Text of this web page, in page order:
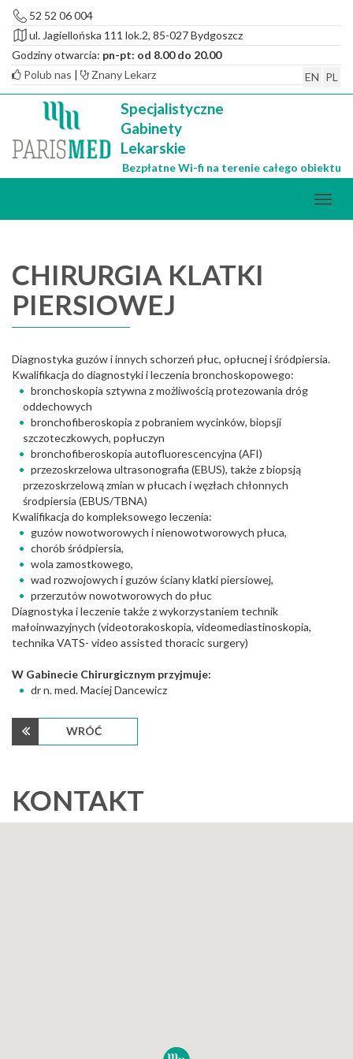
52 52 06 004
ul. Jagiellońska 111 lok.2, 85-027 Bydgoszcz
Godziny otwarcia: pn-pt: od 8.00 do 20.00
Polub nas | Znany Lekarz PL
EN
Specjalistyczne
Gabinety
Lekarskie
Bezpłatne Wi-fi na terenie całego obiektu
CHIRURGIA KLATKI
PIERSIOWEJ
Diagnostyka guzów i innych schorzeń płuc, opłucnej i śródpiersia.
Kwalifikacja do diagnostyki i leczenia bronchoskopowego:
bronchoskopia sztywna z możliwością protezowania dróg
oddechowych
bronchofiberoskopia z pobraniem wycinków, biopsji
szczoteczkowych, popłuczyn
bronchofiberoskopia autofluorescencyjna (AFI)
przezoskrzelowa ultrasonografia (EBUS), także z biopsją
przezoskrzelową zmian w płucach i węzłach chłonnych
środpiersia (EBUS/TBNA)
Kwalifikacja do kompleksowego leczenia:
guzów nowotworowych i nienowotworowych płuca,
chorób śródpiersia,
wola zamostkowego,
wad rozwojowych i guzów ściany klatki piersiowej,
przerzutów nowotworowych do płuc
Diagnostyka i leczenie także z wykorzystaniem technik
małoinwazyjnych (videotorakoskopia, videomediastinoskopia,
technika VATS- video assisted thoracic surgery)
W Gabinecie Chirurgicznym przyjmuje:
dr n. med. Maciej Dancewicz
WRÓĆ
KONTAKT